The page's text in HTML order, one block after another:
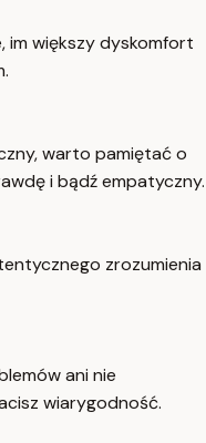
im większy dyskomfort
warto pamiętać o
i bądź empatyczny.
zrozumienia
ani nie
wiarygodność.